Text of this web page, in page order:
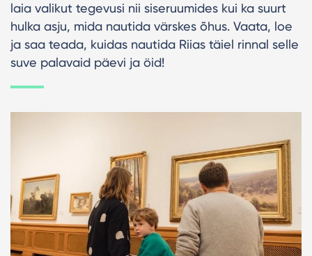
laia valikut tegevusi nii siseruumides kui ka suurt
hulka asju, mida nautida värskes õhus. Vaata, loe
ja saa teada, kuidas nautida Riias täiel rinnal selle
suve palavaid päevi ja öid!